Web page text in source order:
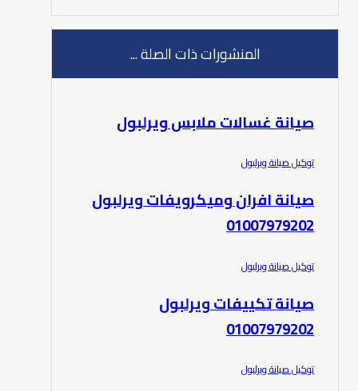
المنشورات ذات الصلة ...
صيانة غسالات ملابس ويرلبول
توكيل صيانة ويرلبول
صيانة افران وميكرويفات ويرلبول
01007979202
توكيل صيانة ويرلبول
صيانة تكييفات ويرلبول
01007979202
توكيل صيانة ويرلبول